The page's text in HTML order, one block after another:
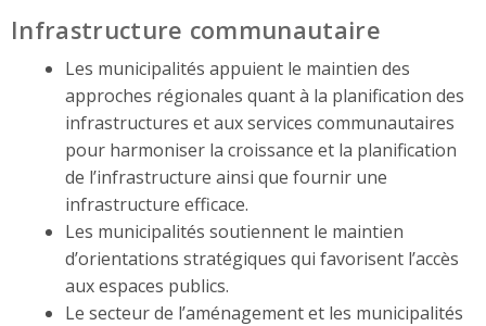
Infrastructure communautaire
Les municipalités appuient le maintien des
approches régionales quant à la planification des
infrastructures et aux services communautaires
pour harmoniser la croissance et la planification
de l’infrastructure ainsi que fournir une
infrastructure efficace.
Les municipalités soutiennent le maintien
d’orientations stratégiques qui favorisent l’accès
aux espaces publics.
Le secteur de l’aménagement et les municipalités